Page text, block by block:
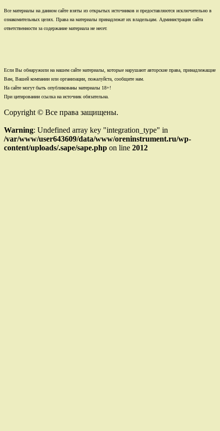
Все материалы на данном сайте взяты из открытых источников и предоставляются исключительно в
ознакомительных целях. Права на материалы принадлежат их владельцам. Администрация сайта
ответственности за содержание материала не несет.
Если Вы обнаружили на нашем сайте материалы, которые нарушают авторские права, принадлежащие
Вам, Вашей компании или организации, пожалуйста, сообщите нам.
На сайте могут быть опубликованы материалы 18+!
При цитировании ссылка на источник обязательна.
Copyright © Все права защищены.
Warning: Undefined array key "integration_type" in
/var/www/user643609/data/www/oreninstrument.ru/wp-
content/uploads/.sape/sape.php on line 2012